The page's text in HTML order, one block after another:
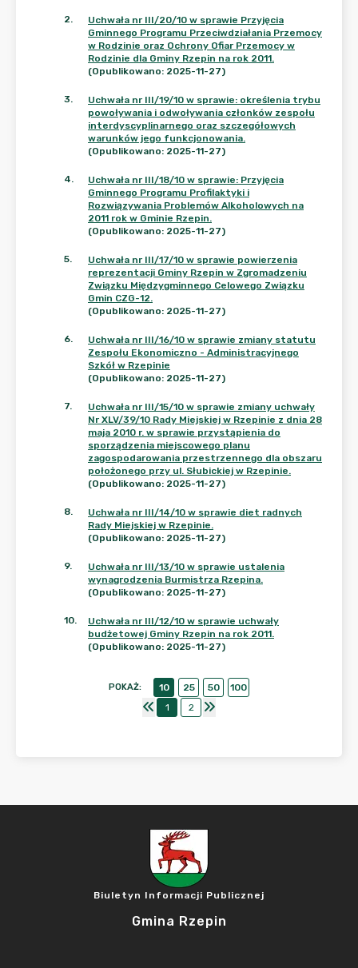
2.
Uchwała nr III/20/10 w sprawie Przyjęcia
Gminnego Programu Przeciwdziałania Przemocy
w Rodzinie oraz Ochrony Ofiar Przemocy w
Rodzinie dla Gminy Rzepin na rok 2011.
(Opublikowano: 2025-11-27)
3.
Uchwała nr III/19/10 w sprawie: określenia trybu
powoływania i odwoływania członków zespołu
interdyscyplinarnego oraz szczegółowych
warunków jego funkcjonowania.
(Opublikowano: 2025-11-27)
4.
Uchwała nr III/18/10 w sprawie: Przyjęcia
Gminnego Programu Profilaktyki i
Rozwiązywania Problemów Alkoholowych na
2011 rok w Gminie Rzepin.
(Opublikowano: 2025-11-27)
5.
Uchwała nr III/17/10 w sprawie powierzenia
reprezentacji Gminy Rzepin w Zgromadzeniu
Związku Międzygminnego Celowego Związku
Gmin CZG-12.
(Opublikowano: 2025-11-27)
6.
Uchwała nr III/16/10 w sprawie zmiany statutu
Zespołu Ekonomiczno - Administracyjnego
Szkół w Rzepinie
(Opublikowano: 2025-11-27)
7.
Uchwała nr III/15/10 w sprawie zmiany uchwały
Nr XLV/39/10 Rady Miejskiej w Rzepinie z dnia 28
maja 2010 r. w sprawie przystąpienia do
sporządzenia miejscowego planu
zagospodarowania przestrzennego dla obszaru
położonego przy ul. Słubickiej w Rzepinie.
(Opublikowano: 2025-11-27)
8.
Uchwała nr III/14/10 w sprawie diet radnych
Rady Miejskiej w Rzepinie.
(Opublikowano: 2025-11-27)
9.
Uchwała nr III/13/10 w sprawie ustalenia
wynagrodzenia Burmistrza Rzepina.
(Opublikowano: 2025-11-27)
10.
Uchwała nr III/12/10 w sprawie uchwały
budżetowej Gminy Rzepin na rok 2011.
(Opublikowano: 2025-11-27)
POKAŻ: 10 25 50
100
1
2
Biuletyn Informacji Publicznej
Gmina Rzepin